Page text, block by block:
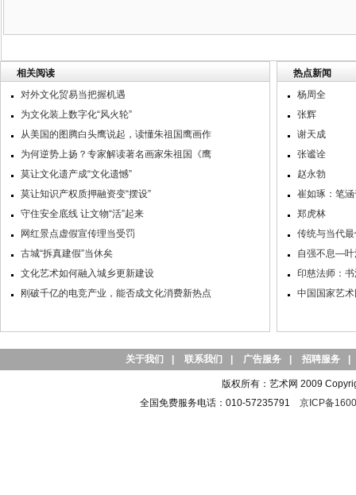
相关阅读
对外文化贸易当把握机遇
为文化装上数字化“风火轮”
从美国的图腾白头鹰说起，读懂朱祖国鹰画作
为何逆势上扬？专家解读著名画家朱祖国《鹰
莫让文化遗产成“文化遗憾”
莫让知识产权质押融资变“摆设”
守住安全底线 让文物“活”起来
网红景点虚假宣传理当受罚
古城“拆真建假”当休矣
文化艺术如何融入城乡更新建设
刚破千亿的电竞产业，能否成文化消费新热点
热点新闻
杨周全
张辉
谢天成
张谧诠
赵永勃
崔如琢：笔
郑虎林
传统与当代
自强不息—叶
印慈法师：
中国国家艺
关于我们 联系我们 广告服务 招聘服务
版权所有：艺术网 2009
全国免费服务电话：010-57235791 京ICP备